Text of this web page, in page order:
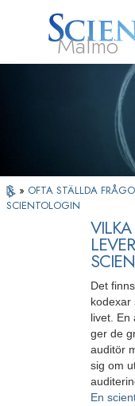
Malmö
» OFTA STÄLLDA
SCIENTOLOGIN
LEVER
Det
kodexar
livet. En
ger de
auditör
sig om
En